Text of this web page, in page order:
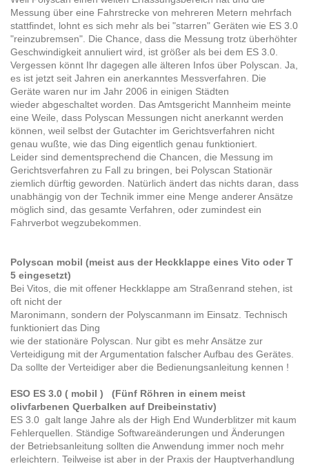
Messung über eine Fahrstrecke von mehreren Metern mehrfach
stattfindet, lohnt es sich mehr als bei "starren" Geräten wie ES 3.0
"reinzubremsen". Die Chance, dass die Messung trotz überhöhter
Geschwindigkeit annuliert wird, ist größer als bei dem ES 3.0.
Vergessen könnt Ihr dagegen alle älteren Infos über Polyscan. Ja,
es ist jetzt seit Jahren ein anerkanntes Messverfahren. Die
Geräte waren nur im Jahr 2006 in einigen Städten
wieder abgeschaltet worden. Das Amtsgericht Mannheim meinte
eine Weile, dass Polyscan Messungen nicht anerkannt werden
können, weil selbst der Gutachter im Gerichtsverfahren nicht
genau wußte, wie das Ding eigentlich genau funktioniert.
Leider sind dementsprechend die Chancen, die Messung im
Gerichtsverfahren zu Fall zu bringen, bei Polyscan Stationär
ziemlich dürftig geworden. Natürlich ändert das nichts daran, dass
unabhängig von der Technik immer eine Menge anderer Ansätze
möglich sind, das gesamte Verfahren, oder zumindest ein
Fahrverbot wegzubekommen.
Polyscan mobil (meist aus der Heckklappe eines Vito oder T
5 eingesetzt)
Bei Vitos, die mit offener Heckklappe am Straßenrand stehen, ist
oft nicht der
Maronimann, sondern der Polyscanmann im Einsatz. Technisch
funktioniert das Ding
wie der stationäre Polyscan. Nur gibt es mehr Ansätze zur
Verteidigung mit der Argumentation falscher Aufbau des Gerätes.
Da sollte der Verteidiger aber die Bedienungsanleitung kennen !
ESO ES 3.0 ( mobil ) (Fünf Röhren in einem meist
olivfarbenen Querbalken auf Dreibeinstativ)
ES 3.0 galt lange Jahre als der High End Wunderblitzer mit kaum
Fehlerquellen. Ständige Softwareänderungen und Änderungen
der Betriebsanleitung sollten die Anwendung immer noch mehr
erleichtern. Teilweise ist aber in der Praxis der Hauptverhandlung